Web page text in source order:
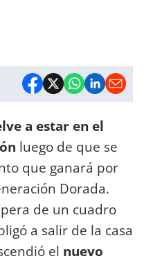
a estar en el
luego de que se
que ganará por
Dorada.
de un cuadro
a salir de la casa
el nuevo